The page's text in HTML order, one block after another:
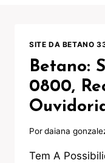
SITE DA BETANO
Betano:
0800,
Pordaiana
Tem A